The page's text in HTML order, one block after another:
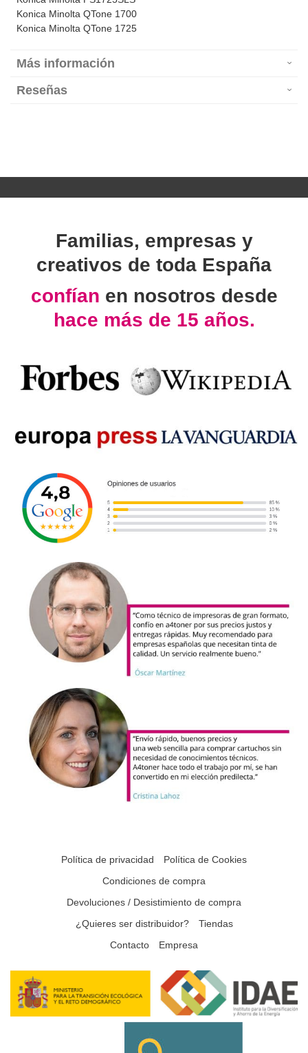
Konica Minolta QTone 1700
Konica Minolta QTone 1725
Más información
Reseñas
Familias, empresas y
creativos de toda España
confían en nosotros desde
hace más de 15 años.
Política de privacidad
Política de Cookies
Condiciones de compra
Devoluciones / Desistimiento de compra
¿Quieres ser distribuidor?
Tiendas
Contacto
Empresa